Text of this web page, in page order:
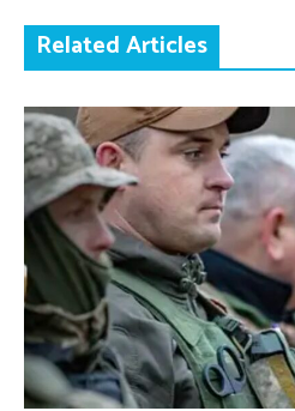
Related Articles